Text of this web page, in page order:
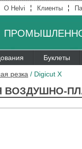
О Helvi ¦ Клиенты ¦
Буклеты
резка / Digicut X